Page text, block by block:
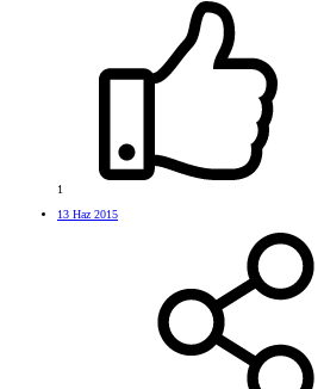
1
13 Haz 2015